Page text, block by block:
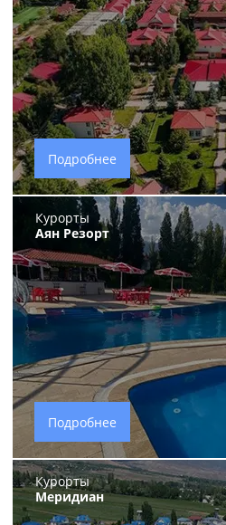
Подробнее
Курорты
Аян Резорт
Подробнее
Курорты
Меридиан